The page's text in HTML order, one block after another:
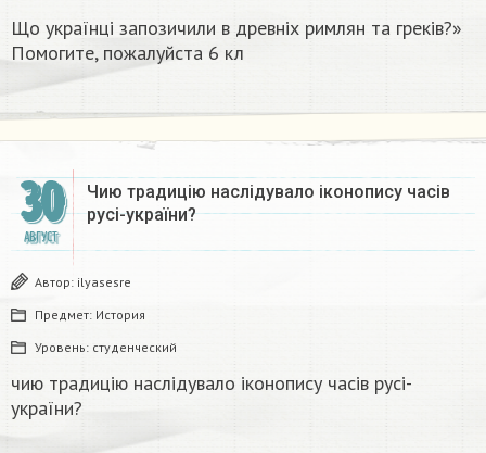
Що українці запозичили в древніх римлян та греків?»
Помогите, пожалуйста 6 кл
30
АВГУСТ
Чию традицію наслідувало іконопису часів
русі-україни? ​
Автор: ilyasesre
Предмет: История
Уровень: студенческий
чию традицію наслідувало іконопису часів русі-
україни?